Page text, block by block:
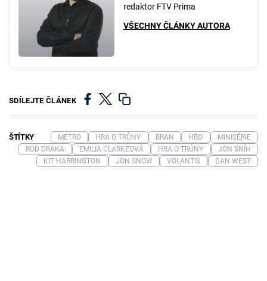
redaktor FTV Prima
VŠECHNY ČLÁNKY AUTORA
SDÍLEJTE ČLÁNEK
ŠTÍTKY METRO HRA O TRŮNY BRAN HBO
MINISÉRIE
ROD DRAKA
EMILIA CLARKEOVÁ HRA O TRŮNY
JON SNÍH
KIT HARRINGTON
JON SNOW VOLANTIS DAN WEST